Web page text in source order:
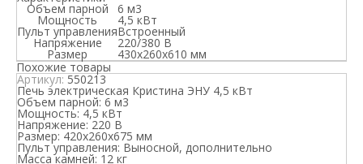
Объем парной 6 м3
Мощность 4,5 кВт
Пульт управленияВстроенный
Напряжение 220/380 В
Размер
430x260x610 мм
Похожие товары
Артикул:550213
Печь электрическая Кристина ЭНУ 4,5 кВт
Объем парной: 6 м3
Мощность: 4,5 кВт
Напряжение:220 В
Размер: 420х260х675 мм
Пульт управления: Выносной, дополнительно
Масса камней: 12 кг